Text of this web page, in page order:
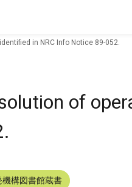
in NRC Info Notice 89-052.
of
機構図書館蔵書